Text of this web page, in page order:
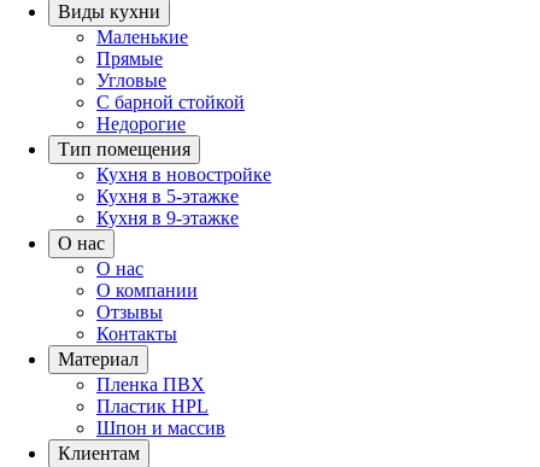
Виды кухни
Маленькие
Прямые
Угловые
С барной стойкой
Недорогие
Тип помещения
Кухня в новостройке
Кухня в 5-этажке
Кухня в 9-этажке
О нас
О нас
О компании
Отзывы
Контакты
Материал
Пленка ПВХ
Пластик HPL
Шпон и массив
Клиентам